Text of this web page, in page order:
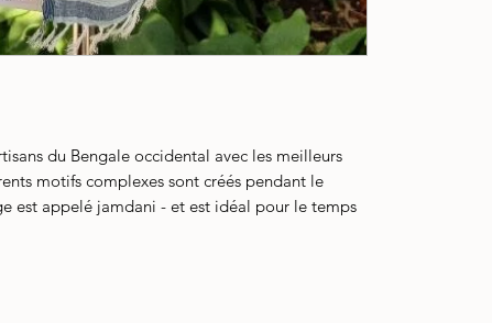
du Bengale occidental avec les meilleurs
motifs complexes sont créés pendant le
est appelé jamdani - et est idéal pour le temps